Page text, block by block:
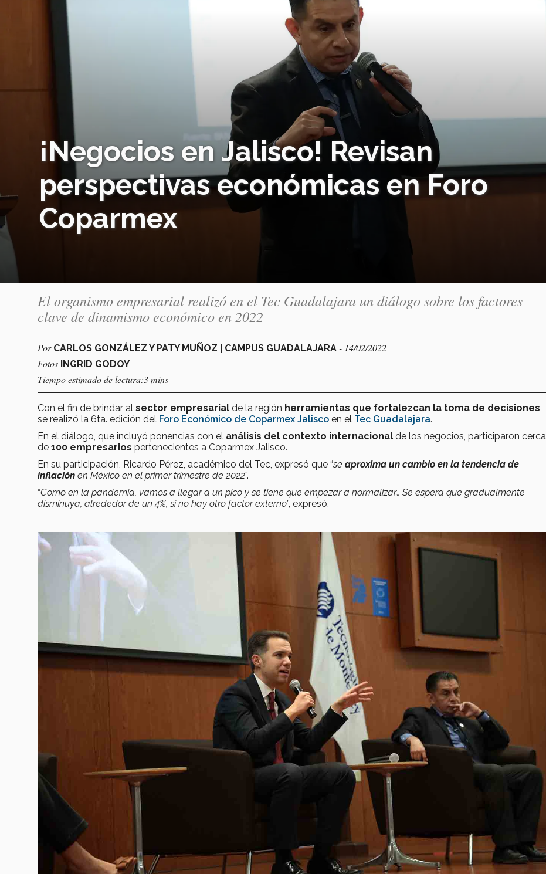
¡Negocios en Jalisco! Revisan
perspectivas económicas en Foro
Coparmex
El organismo empresarial realizó en el Tec Guadalajara un diálogo sobre los factores
clave de dinamismo económico en 2022
Por CARLOS GONZÁLEZ Y PATY MUÑOZ | CAMPUS GUADALAJARA - 14/02/2022
Fotos INGRID GODOY
Tiempo estimado de lectura:3 mins
Con el fin de brindar al sector empresarial de la región herramientas que fortalezcan la toma de decisiones
se realizó la 6ta. edición del Foro Económico de Coparmex Jalisco en el Tec Guadalajara.
En el diálogo, que incluyó ponencias con el análisis del contexto internacional de los negocios, participaron cerca
de 100 empresarios pertenecientes a Coparmex Jalisco.
En su participación, Ricardo Pérez, académico del Tec, expresó que “se aproxima un cambio en la tendencia de
inflación en México en el primer trimestre de 2022”.
“Como en la pandemia, vamos a llegar a un pico y se tiene que empezar a normalizar… Se espera que gradualmente
disminuya, alrededor de un 4%, si no hay otro factor externo”, expresó.